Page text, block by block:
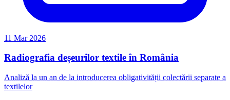
11 Mar 2026
Radiografia deșeurilor textile în România
Analiză la un an de la introducerea obligativității colectării separate a
textilelor